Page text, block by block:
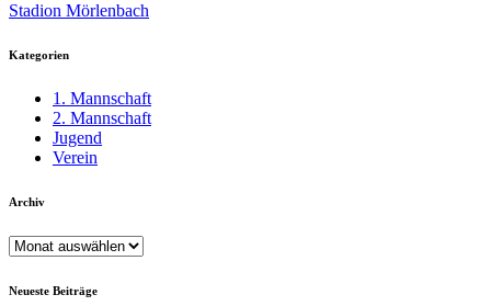
Stadion Mörlenbach
Kategorien
1. Mannschaft
2. Mannschaft
Jugend
Verein
Archiv
Archiv
Neueste Beiträge